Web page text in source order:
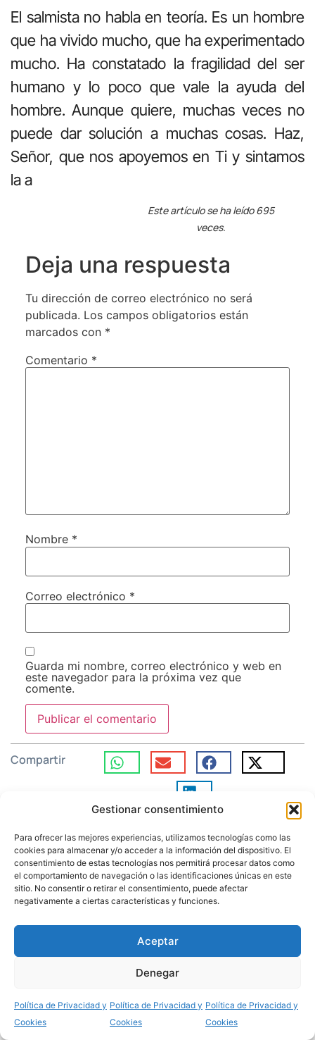
Gestionar consentimiento
Para ofrecer las mejores experiencias, utilizamos tecnologías como las
cookies para almacenar y/o acceder a la información del dispositivo. El
consentimiento de estas tecnologías nos permitirá procesar datos como
el comportamiento de navegación o las identificaciones únicas en este
sitio. No consentir o retirar el consentimiento, puede afectar
negativamente a ciertas características y funciones.
Aceptar
Denegar
Política de Privacidad y
Cookies
Política de Privacidad y
Cookies
Política de Privacidad y
Cookies
El salmista no habla en teoría. Es un hombre
que ha vivido mucho, que ha experimentado
mucho. Ha constatado la fragilidad del ser
humano y lo poco que vale la ayuda del
hombre. Aunque quiere, muchas veces no
puede dar solución a muchas cosas. Haz,
Señor, que nos apoyemos en Ti y sintamos
la a
Este artículo se ha leído 695
veces.
Deja una respuesta
Tu dirección de correo electrónico no será
publicada. Los campos obligatorios están
marcados con *
Comentario *
Nombre *
Correo electrónico *
Guarda mi nombre, correo electrónico y web en
este navegador para la próxima vez que
comente.
Compartir
Noticias relacionadas
BARBASTRO-MONZÓN Mándame ir a ti
La Delegación de